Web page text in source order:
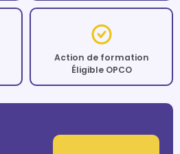
Action de formation
Éligible OPCO